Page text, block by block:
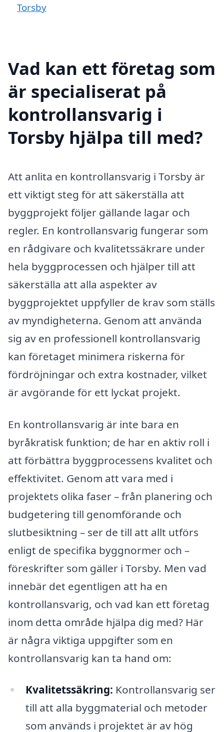
Torsby
Vad kan ett företag som
är specialiserat på
kontrollansvarig i
Torsby hjälpa till med?
Att anlita en kontrollansvarig i Torsby är
ett viktigt steg för att säkerställa att
byggprojekt följer gällande lagar och
regler. En kontrollansvarig fungerar som
en rådgivare och kvalitetssäkrare under
hela byggprocessen och hjälper till att
säkerställa att alla aspekter av
byggprojektet uppfyller de krav som ställs
av myndigheterna. Genom att använda
sig av en professionell kontrollansvarig
kan företaget minimera riskerna för
fördröjningar och extra kostnader, vilket
är avgörande för ett lyckat projekt.
En kontrollansvarig är inte bara en
byråkratisk funktion; de har en aktiv roll i
att förbättra byggprocessens kvalitet och
effektivitet. Genom att vara med i
projektets olika faser – från planering och
budgetering till genomförande och
slutbesiktning – ser de till att allt utförs
enligt de specifika byggnormer och –
föreskrifter som gäller i Torsby. Men vad
innebär det egentligen att ha en
kontrollansvarig, och vad kan ett företag
inom detta område hjälpa dig med? Här
är några viktiga uppgifter som en
kontrollansvarig kan ta hand om:
Kvalitetssäkring: Kontrollansvarig ser
till att alla byggmaterial och metoder
som används i projektet är av hög